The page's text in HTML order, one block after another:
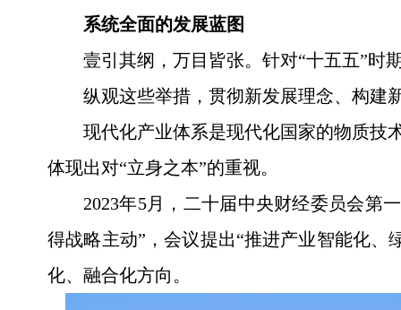
系统全面的发展蓝图
壹引其纲，万目皆张。针对“十五五”时
纵观这些举措，贯彻新发展理念、构建
现代化产业体系是现代化国家的物质技
体现出对“立身之本”的重视。
2023年5月，二十届中央财经委员会第
得战略主动”，会议提出“推进产业智能化
化、融合化方向。